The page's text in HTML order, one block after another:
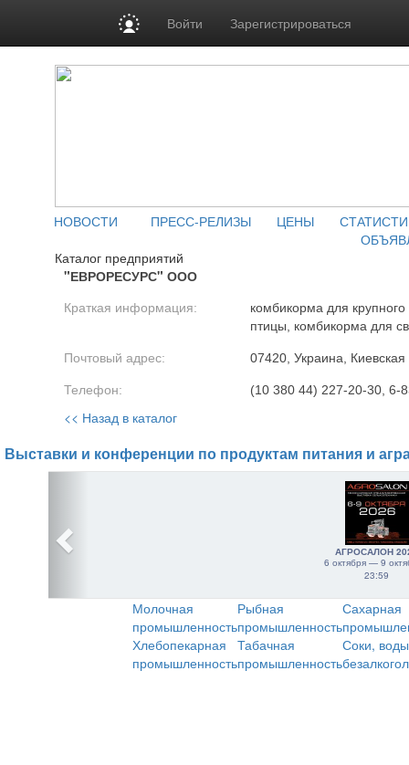
Войти Зарегистрироваться
НОВОСТИ ПРЕСС-РЕЛИЗЫ ЦЕНЫ
Каталог предприятий
"ЕВРОРЕСУРС" ООО
Краткая информация:
комбикорма для
птицы, комбикорма для
Почтовый адрес: 07420, Украина,
Телефон: (10 380 44) 227-20-30, 6-
<< Назад в каталог
Выставки и конференции по продуктам питания и
АГРОСАЛОН
6 октября — 9
23:59
Молочная
промышленность
Рыбная
промышленность
Сахарная
Хлебопекарная
промышленность
Табачная
промышленность
Соки,